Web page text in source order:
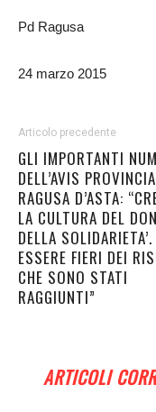
Pd Ragusa
24 marzo 2015
Articolo precedente
GLI IMPORTANTI
DELL’AVIS
RAGUSA D’ASTA:
LA CULTURA DEL
DELLA SOLIDARIETA’.
ESSERE FIERI DEI
CHE SONO STATI
RAGGIUNTI”
ARTICOLI